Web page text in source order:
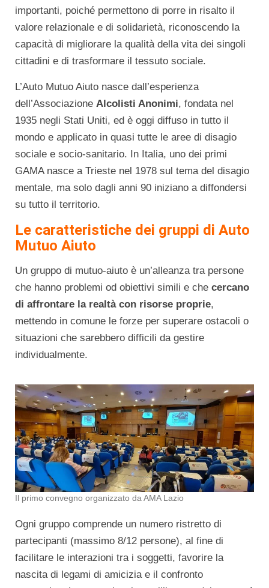
importanti, poiché permettono di porre in risalto il
valore relazionale e di solidarietà, riconoscendo la
capacità di migliorare la qualità della vita dei singoli
cittadini e di trasformare il tessuto sociale.
L’Auto Mutuo Aiuto nasce dall’esperienza
dell’Associazione Alcolisti Anonimi, fondata nel
1935 negli Stati Uniti, ed è oggi diffuso in tutto il
mondo e applicato in quasi tutte le aree di disagio
sociale e socio-sanitario. In Italia, uno dei primi
GAMA nasce a Trieste nel 1978 sul tema del disagio
mentale, ma solo dagli anni 90 iniziano a diffondersi
su tutto il territorio.
Le caratteristiche dei gruppi di Auto
Mutuo Aiuto
Un gruppo di mutuo-aiuto è un’alleanza tra persone
che hanno problemi od obiettivi simili e che cercano
di affrontare la realtà con risorse proprie,
mettendo in comune le forze per superare ostacoli o
situazioni che sarebbero difficili da gestire
individualmente.
Il primo convegno organizzato da AMA Lazio
Ogni gruppo comprende un numero ristretto di
partecipanti (massimo 8/12 persone), al fine di
facilitare le interazioni tra i soggetti, favorire la
nascita di legami di amicizia e il confronto